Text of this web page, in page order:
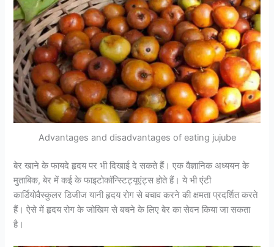
Advantages and disadvantages of eating jujube
बेर खाने के फायदे हृदय पर भी दिखाई दे सकते हैं। एक वैज्ञानिक अध्ययन के
मुताबिक, बेर में कई के फाइटोकॉन्स्टिट्यूएंट्स होते हैं। ये भी एंटी
कार्डियोवैस्कुलर डिजीज यानी हृदय रोग से बचाव करने की क्षमता प्रदर्शित करते
हैं। ऐसे में हृदय रोग के जोखिम से बचने के लिए बेर का सेवन किया जा सकता
है।